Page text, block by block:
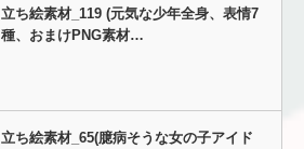
立ち絵素材_119 (元気な少年全身、表情7
種、おまけPNG素材…
立ち絵素材_65(臆病そうな女の子アイド